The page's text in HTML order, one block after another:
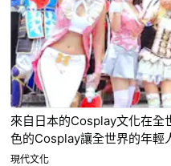
來自日本的Cosplay文化在全
色的Cosplay讓全世界的年輕
現代文化